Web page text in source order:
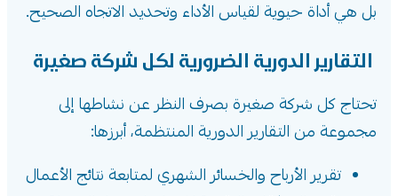
بل هي أداة حيوية لقياس الأداء وتحديد الاتجاه الصحيح.
التقارير الدورية الضرورية لكل شركة صغيرة
تحتاج كل شركة صغيرة بصرف النظر عن نشاطها إلى
مجموعة من التقارير الدورية المنتظمة، أبرزها:
تقرير الأرباح والخسائر الشهري لمتابعة نتائج الأعمال